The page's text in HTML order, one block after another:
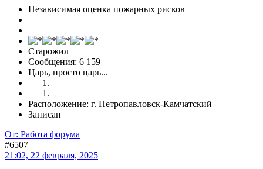
Независимая оценка пожарных рисков
Старожил
Сообщения: 6 159
Царь, просто царь...
Расположение: г. Петропавловск-Камчатский
Записан
От: Работа форума
#6507
21:02, 22 февраля, 2025